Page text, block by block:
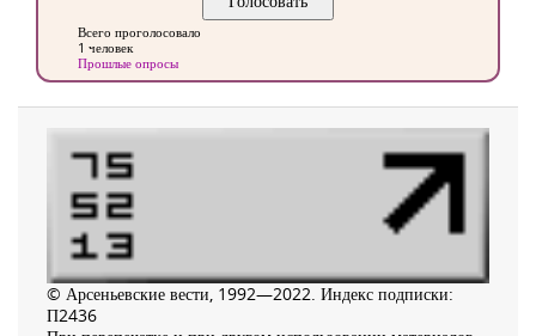
Всего проголосовало
1 человек
Прошлые опросы
© Арсеньевские вести, 1992—2022. Индекс подписки:
П2436